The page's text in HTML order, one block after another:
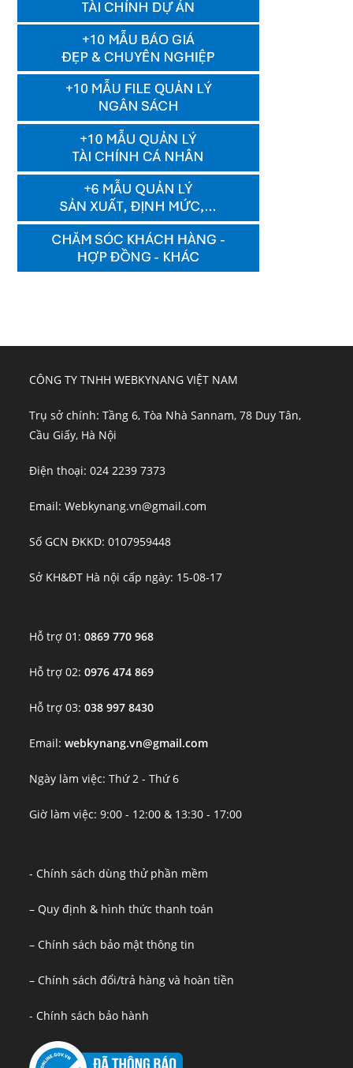
CÔNG TY TNHH WEBKYNANG VIỆT NAM
Trụ sở chính: Tầng 6, Tòa Nhà Sannam, 78 Duy Tân,
Cầu Giấy, Hà Nội
Điện thoại: 024 2239 7373
Email: Webkynang.vn@gmail.com
Số GCN ĐKKD: 0107959448
Sở KH&ĐT Hà nội cấp ngày: 15-08-17
Hỗ trợ 01:0869 770 968
Hỗ trợ 02:0976 474 869
Hỗ trợ 03:038 997 8430
Email:webkynang.vn@gmail.com
Ngày làm việc: Thứ 2 - Thứ 6
Giờ làm việc: 9:00 - 12:00 & 13:30 - 17:00
- Chính sách dùng thử phần mềm
– Quy định & hình thức thanh toán
– Chính sách bảo mật thông tin
– Chính sách đổi/trả hàng và hoàn tiền
- Chính sách bảo hành